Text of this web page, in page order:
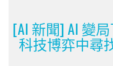
[AI 新聞] AI 變
科技博弈中尋